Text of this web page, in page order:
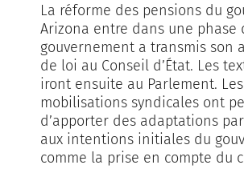
La réforme des pensions du
Arizona entre dans une phase
gouvernement a transmis son
de loi au Conseil d’État. Les
iront ensuite au Parlement. Les
mobilisations syndicales ont
d’apporter des adaptations
aux intentions initiales du
comme la prise en compte du